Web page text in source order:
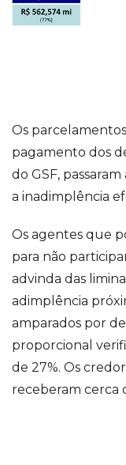
Os
pagamento dos
do GSF,
a inadimplência
Os agentes que
para não
advinda das
adimplência
amparados por
proporcional
de 27%. Os
receberam cerca